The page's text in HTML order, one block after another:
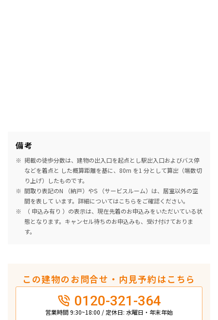
備考
掲載の徒歩分数は、建物の出入口を起点とし駅出入口およびバス停
などを着点と した概算距離を基に、80m を1 分として算出（端数切
り上げ）したものです。
間取り表記のN （納戸）やS （サービスルーム）は、居室以外の空
間を表して います。詳細についてはこちらをご確認ください。
（ 申込み有り ）の表示は、現在先着のお申込みをいただいている状
態となります。キャンセル待ちのお申込みも、受け付けておりま
す。
この建物のお問合せ・内見予約はこちら
0120-321-364
営業時間 9:30~18:00 / 定休日: 水曜日・年末年始